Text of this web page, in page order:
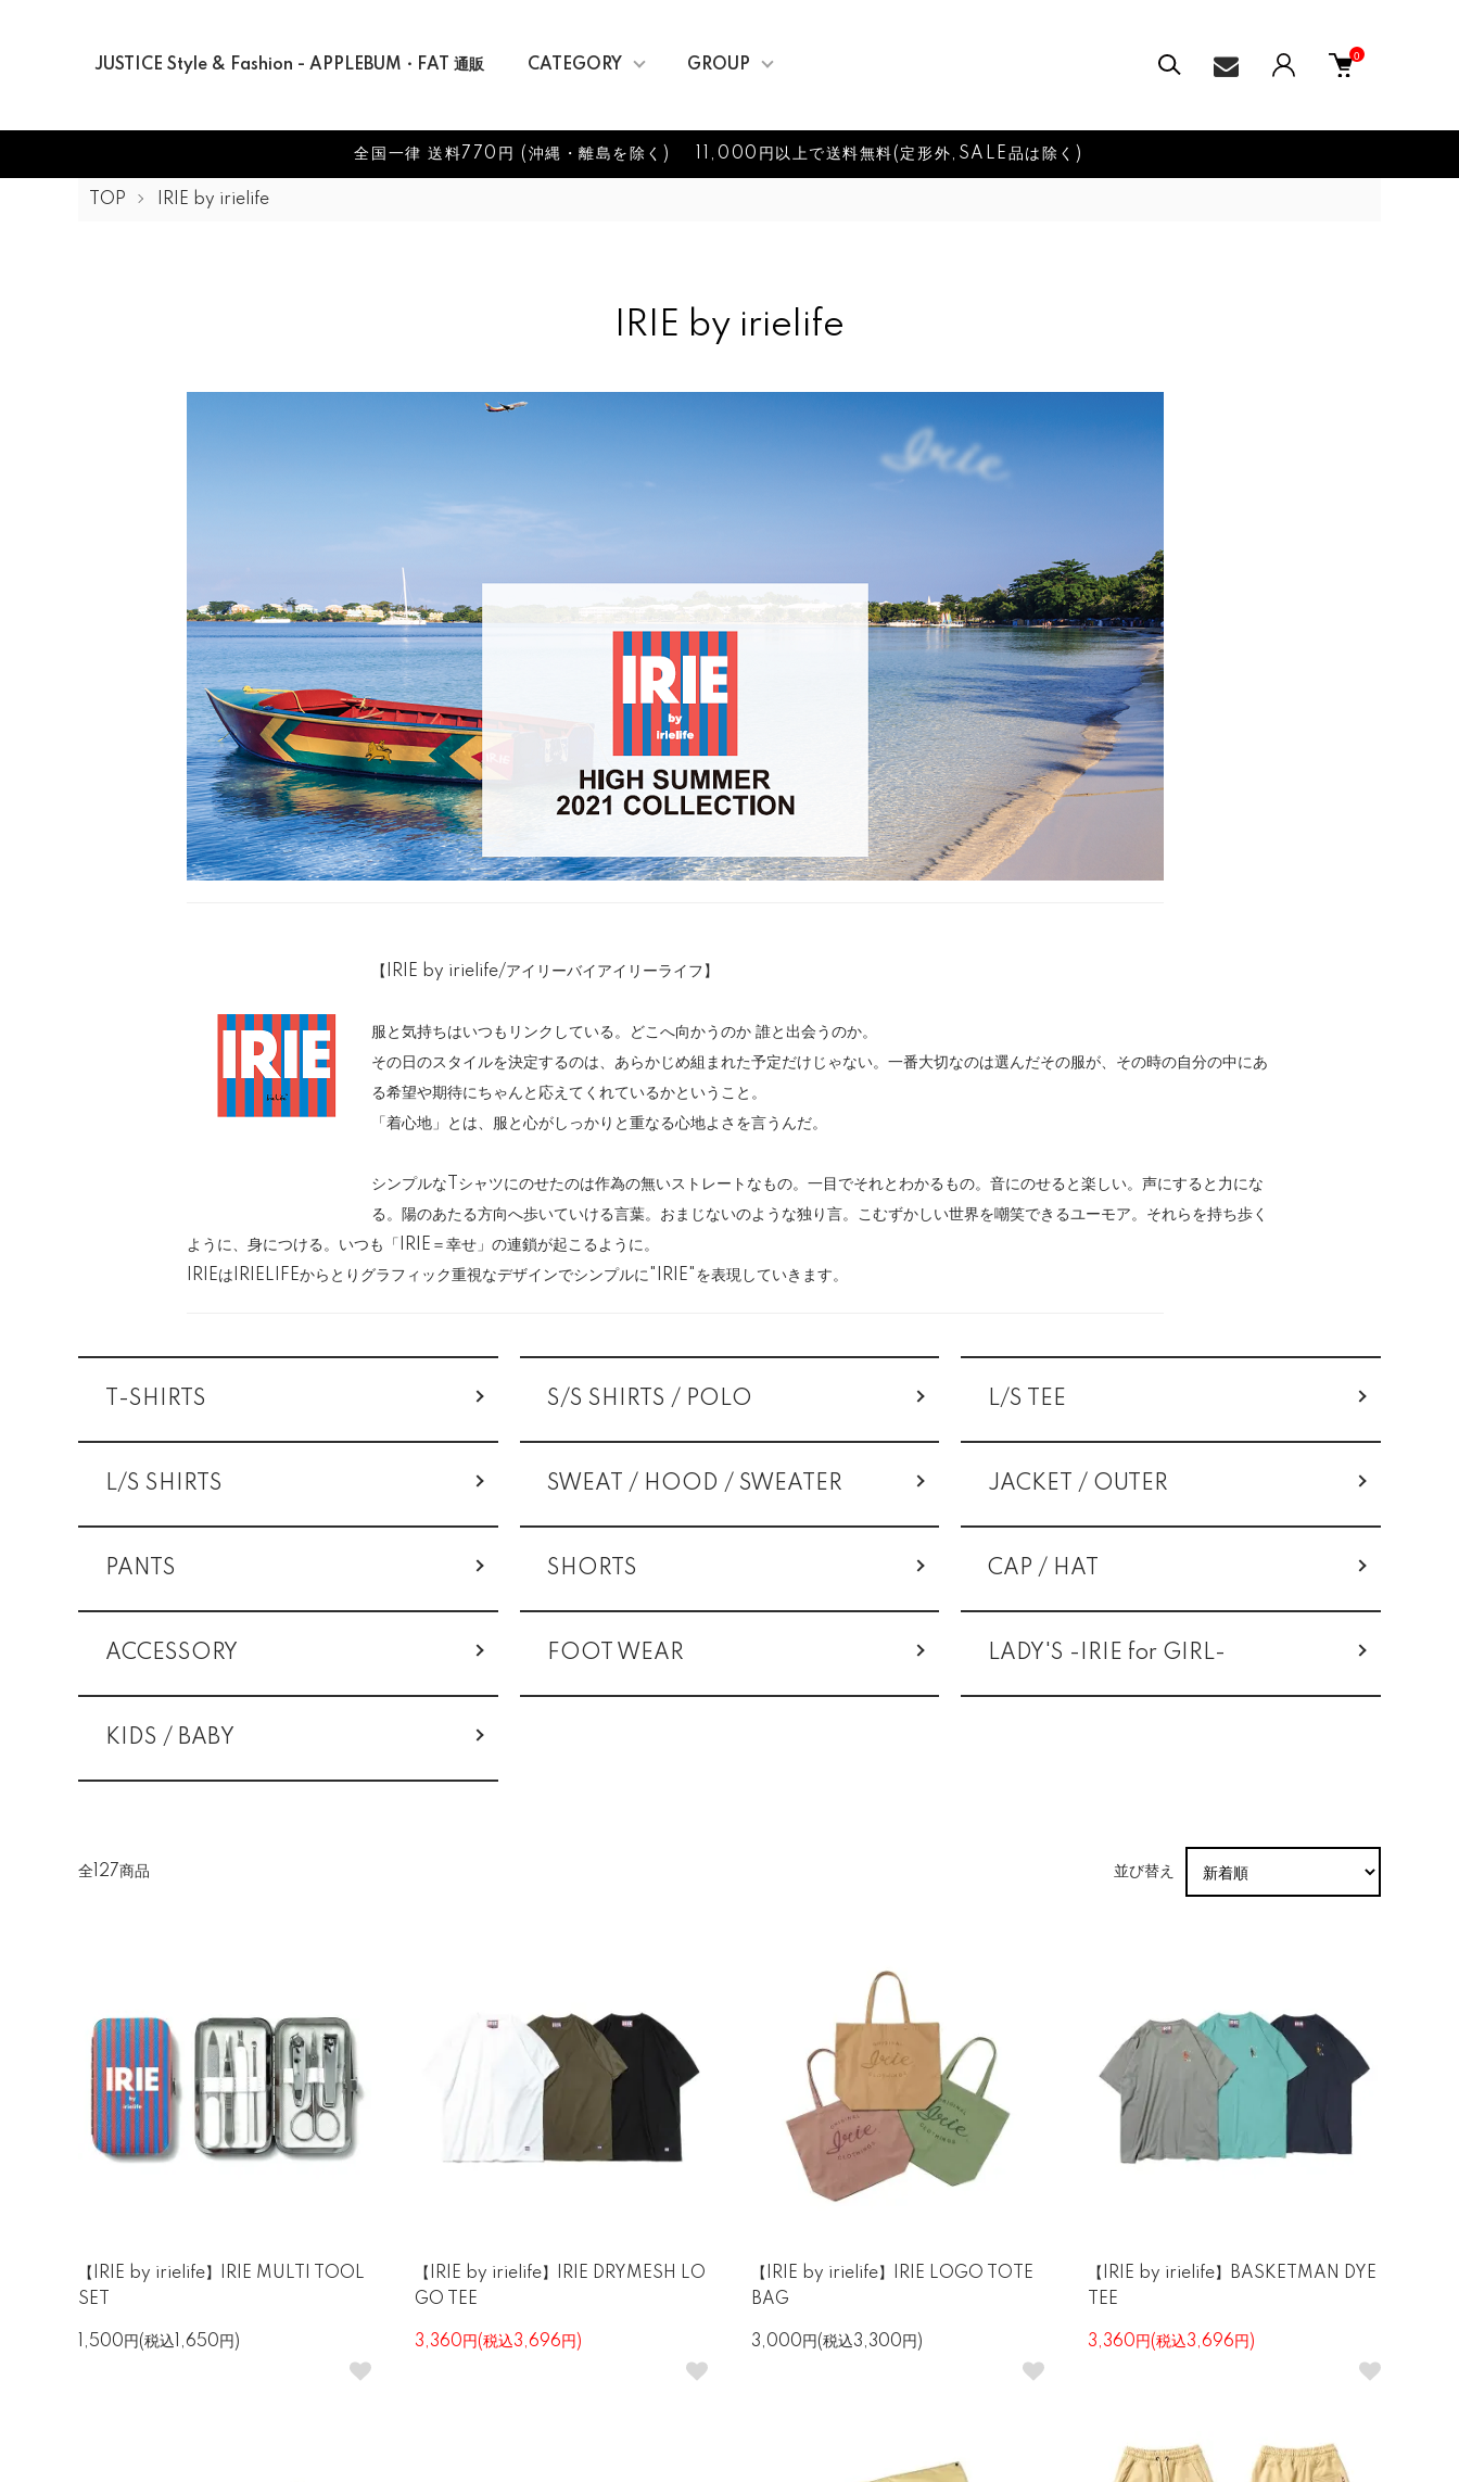
JUSTICE Style & Fashion - APPLEBUM・FAT 通販 CATEGORY GROUP
0
全国一律 送料770円 (沖縄・離島を除く) 11,000円以上で送料無料(定形外,SALE品は除く)
TOP IRIE by irielife
IRIE by irielife
【IRIE by irielife/アイリーバイアイリーライフ】
服と気持ちはいつもリンクしている。どこへ向かうのか 誰と出会うのか。
その日のスタイルを決定するのは、あらかじめ組まれた予定だけじゃない。一番大切なのは選んだその服が、その時の自分の中にあ
る希望や期待にちゃんと応えてくれているかということ。
「着心地」とは、服と心がしっかりと重なる心地よさを言うんだ。
シンプルなTシャツにのせたのは作為の無いストレートなもの。一目でそれとわかるもの。音にのせると楽しい。声にすると力にな
る。陽のあたる方向へ歩いていける言葉。おまじないのような独り言。こむずかしい世界を嘲笑できるユーモア。それらを持ち歩く
ように、身につける。いつも「IRIE＝幸せ」の連鎖が起こるように。
IRIEはIRIELIFEからとりグラフィック重視なデザインでシンプルに"IRIE"を表現していきます。
T-SHIRTS S/S SHIRTS / POLO L/S TEE
L/S SHIRTS SWEAT / HOOD / SWEATER JACKET / OUTER
PANTS SHORTS CAP / HAT
ACCESSORY FOOT WEAR LADY'S -IRIE for GIRL-
KIDS / BABY
全127商品 並び替え
【IRIE by irielife】IRIE MULTI TOOL
SET
1,500円(税込1,650円)
【IRIE by irielife】IRIE DRYMESH LO
GO TEE
3,360円(税込3,696円)
【IRIE by irielife】IRIE LOGO TOTE
BAG
3,000円(税込3,300円)
【IRIE by irielife】BASKETMAN DYE
TEE
3,360円(税込3,696円)